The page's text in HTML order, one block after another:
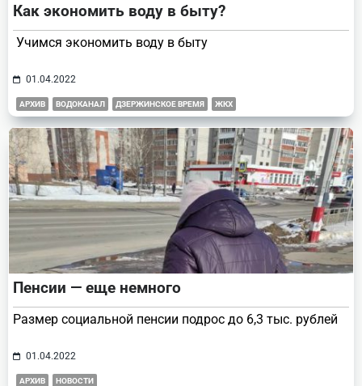
Как экономить воду в быту?
Учимся экономить воду в быту
01.04.2022
АРХИВ ВОДОКАНАЛ ДЗЕРЖИНСКОЕ ВРЕМЯ ЖКХ
Пенсии — еще немного
Размер социальной пенсии подрос до 6,3 тыс. рублей
01.04.2022
АРХИВ НОВОСТИ